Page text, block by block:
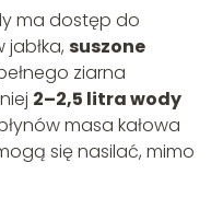
ma dostęp do
suszone
ziarna
2–2,5 litra wody
masa kałowa
się nasilać, mimo